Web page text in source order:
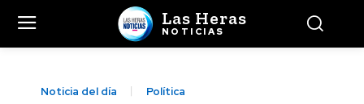
Las Heras
NOTICIAS
Noticia del día Política